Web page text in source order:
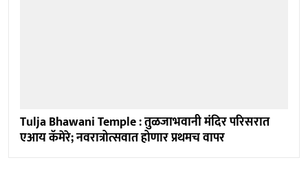
Tulja Bhawani Temple : तुळजाभवानी मंदिर परिसरात
एआय कॅमेरे; नवरात्रोत्सवात होणार प्रथमच वापर